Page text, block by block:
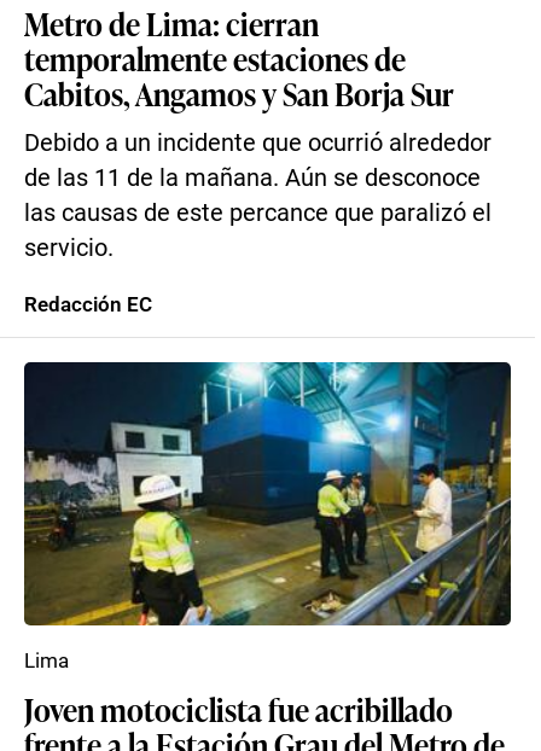
Metro de Lima: cierran
temporalmente estaciones de
Cabitos, Angamos y San Borja Sur
Debido a un incidente que ocurrió alrededor
de las 11 de la mañana. Aún se desconoce
las causas de este percance que paralizó el
servicio.
Redacción EC
Joven motociclista fue acribillado
Lima